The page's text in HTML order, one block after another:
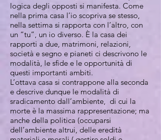
logica degli opposti si manifesta. Come
nella prima casa l’io scopriva se stesso,
nella settima si rapporta con l’altro, con
un “tu”, un io diverso. È la casa dei
rapporti a due, matrimoni, relazioni,
società e segno e pianeti ci descrivono le
modalità, le sfide e le opportunità di
questi importanti ambiti.
L’ottava casa si contrappone alla seconda
e descrive dunque le modalità di
sradicamento dall’ambiente, di cui la
morte è la massima rappresentazione; ma
anche della politica (occuparsi
dell’ambiente altrui, delle eredità